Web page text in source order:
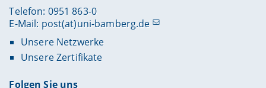
Telefon: 0951 863-0
E-Mail: post(at)uni-bamberg.de
Unsere Netzwerke
Unsere Zertifikate
Folgen Sie uns